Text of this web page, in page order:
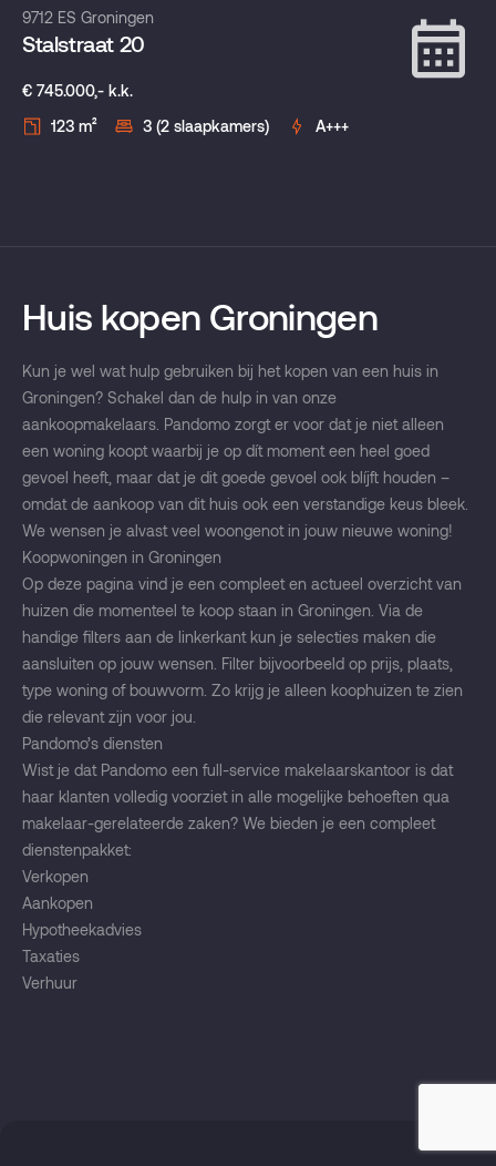
9712 ES Groningen
Stalstraat 20
€ 745.000,- k.k.
123 m²
3 (2 slaapkamers) A+++
Huis kopen Groningen
Kun je wel wat hulp gebruiken bij het kopen van een huis in
Groningen? Schakel dan de hulp in van onze
aankoopmakelaars. Pandomo zorgt er voor dat je niet alleen
een woning koopt waarbij je op dít moment een heel goed
gevoel heeft, maar dat je dit goede gevoel ook blíjft houden –
omdat de aankoop van dit huis ook een verstandige keus bleek.
We wensen je alvast veel woongenot in jouw nieuwe woning!
Koopwoningen in Groningen
Op deze pagina vind je een compleet en actueel overzicht van
huizen die momenteel te koop staan in Groningen. Via de
handige filters aan de linkerkant kun je selecties maken die
aansluiten op jouw wensen. Filter bijvoorbeeld op prijs, plaats,
type woning of bouwvorm. Zo krijg je alleen koophuizen te zien
die relevant zijn voor jou.
Pandomo’s diensten
Wist je dat Pandomo een full-service makelaarskantoor is dat
haar klanten volledig voorziet in alle mogelijke behoeften qua
makelaar-gerelateerde zaken? We bieden je een compleet
dienstenpakket:
Verkopen
Aankopen
Hypotheekadvies
Taxaties
Verhuur